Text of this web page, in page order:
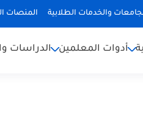
والخدمات الطلابية المنصات
أدوات المعلمين الدراسات